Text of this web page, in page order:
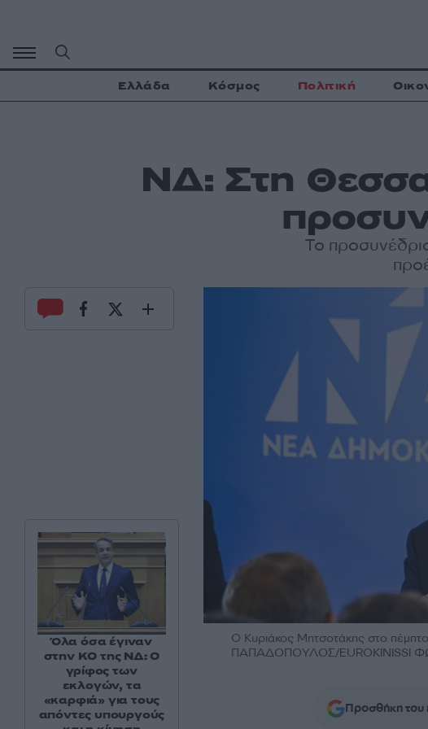
περιεχόμενο
Ελλάδα Κόσμος Πολιτική
ΝΔ: Στη
Το
Ο Κυριάκος Μητσοτάκης στο
ΠΑΠΑΔΟΠΟΥΛΟΣ/EUROKINISSI
Προσθήκη του
Όλα όσα έγιναν
στην ΚΟ της ΝΔ: Ο
γρίφος των
εκλογών, τα
«καρφιά» για τους
απόντες υπουργούς